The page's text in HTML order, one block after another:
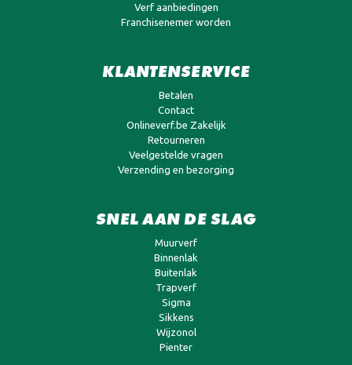
Verf aanbiedingen
Franchisenemer worden
KLANTENSERVICE
Betalen
Contact
Onlineverf.be Zakelijk
Retourneren
Veelgestelde vragen
Verzending en bezorging
SNEL AAN DE SLAG
Muurverf
Binnenlak
Buitenlak
Trapverf
Sigma
Sikkens
Wijzonol
Pienter